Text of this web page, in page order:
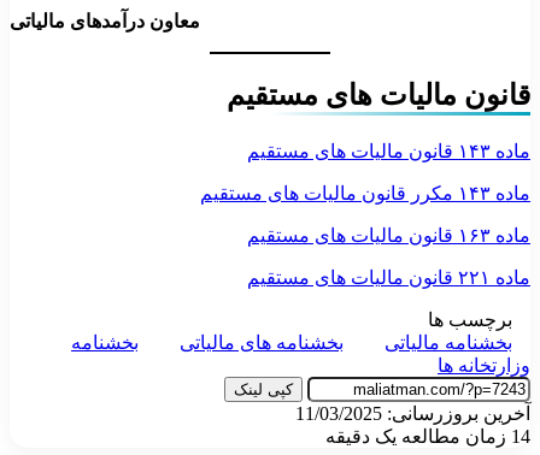
معاون درآمدهای مالیاتی
قانون مالیات های مستقیم
ماده ۱۴۳ قانون مالیات های مستقیم
ماده ۱۴۳ مکرر قانون مالیات های مستقیم
ماده ۱۶۳ قانون مالیات های مستقیم
ماده ۲۲۱ قانون مالیات های مستقیم
برچسب ها
بخشنامه مالیاتی
بخشنامه های مالیاتی
بخشنامه
وزارتخانه ها
کپی لینک
آخرین بروزرسانی: 11/03/2025
14 زمان مطالعه یک دقیقه